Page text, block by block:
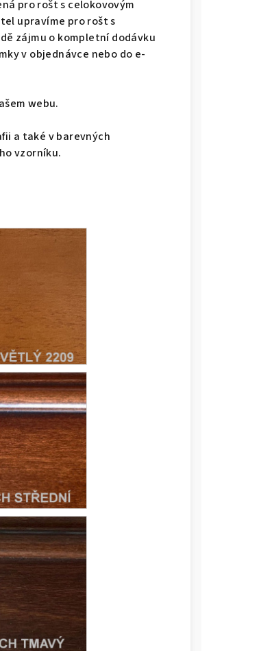
pro rošt s celokovovým
upravíme pro rošt s
zájmu o kompletní dodávku
v objednávce nebo do e-
webu.
a také v barevných
vzorníku.